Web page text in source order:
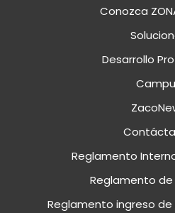
Conozca
Desarrollo
Reglamento
Reglamento
Reglamento ingreso